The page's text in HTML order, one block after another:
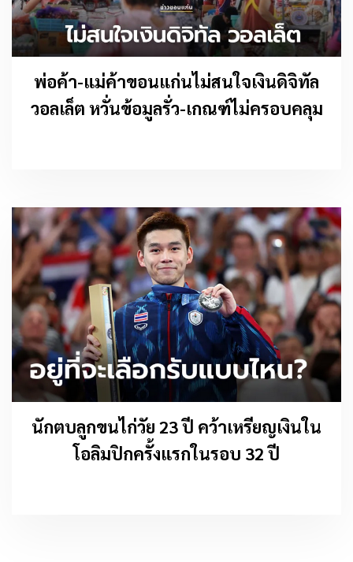
พ่อค้า-แม่ค้าขอนแก่นไม่สนใจเงินดิจิทัล
วอลเล็ต หวั่นข้อมูลรั่ว-เกณฑ์ไม่ครอบคลุม
นักตบลูกขนไก่วัย 23 ปี คว้าเหรียญเงินใน
โอลิมปิกครั้งแรกในรอบ 32 ปี